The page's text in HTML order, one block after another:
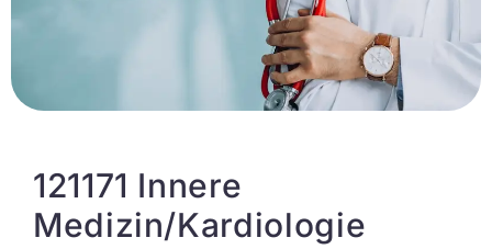
121171 Innere
Medizin/Kardiologie